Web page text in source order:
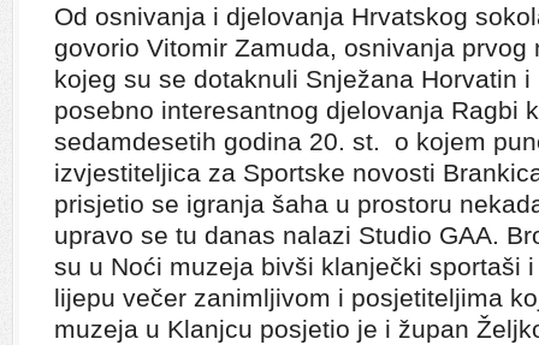
Od osnivanja i djelovanja Hrvatskog
govorio Vitomir Zamuda, osnivanja prvog
kojeg su se dotaknuli Snježana Horvatin
posebno interesantnog djelovanja Ragbi
sedamdesetih godina 20. st. o kojem
izvjestiteljica za Sportske novosti
prisjetio se igranja šaha u prostoru
upravo se tu danas nalazi Studio GAA.
su u Noći muzeja bivši klanječki sportaši
lijepu večer zanimljivom i posjetiteljima
muzeja u Klanjcu posjetio je i župan